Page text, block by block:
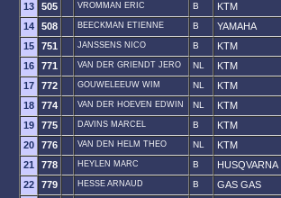
13 505 VROMMAN ERIC B KTM
14 508 BEECKMAN ETIENNE B YAMAHA
15 751 JANSSENS NICO B KTM
16 771 VAN DER GRIENDT JERO NL KTM
17 772 GOUWELEEUW WIM NL KTM
18 774 VAN DER HOEVEN EDWIN NL KTM
19 775 DAVINS MARCEL B KTM
20 776 VAN DEN HELM THEO NL KTM
21 778 HEYLEN MARC B HUSQVARNA
22 779 HESSE ARNAUD B GAS GAS